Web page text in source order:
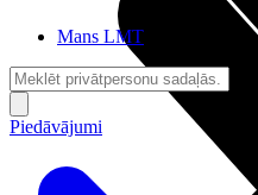
Mans LMT
Piedāvājumi